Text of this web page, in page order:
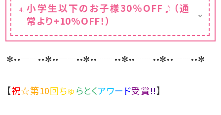
日の13:00となります
※上記時間外でのご利用の場合は、1,000円/
※プールやビーチ用のバスタオル貸出無料で
小学生以下のお子様30％OFF♪（通
常より+10%OFF！）
※お子様料金は大人2名からが対象となりま
す
✼••┈┈••✼••┈┈••✼••┈┈••✼••┈┈••✼••┈┈••✼
【祝☆第10回ちゅらとくアワード受賞!!】